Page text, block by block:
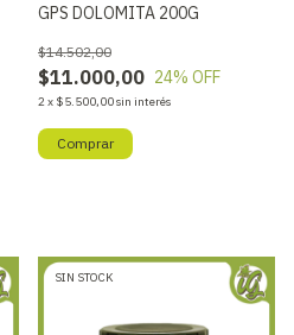
GPS DOLOMITA 200G
$11.000,00
$14.502,00
24% OFF
2x $5.500,00sin interés
SIN STOCK